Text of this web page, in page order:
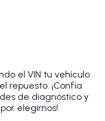
el VIN tu vehículo
repuesto. ¡Confía
de diagnóstico y
elegirnos!